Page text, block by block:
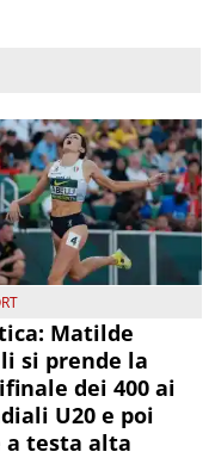
Matilde
si prende la
dei 400 ai
U20 e poi
a testa alta